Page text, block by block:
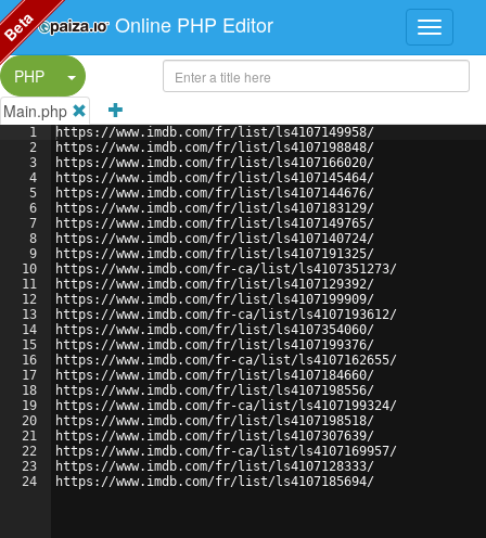
Online PHP Editor
PHP
Split Button!
Main.php
1
2
3
4
5
6
7
8
9
10
11
12
13
14
15
16
17
18
19
20
21
22
23
24
https://www.imdb.com/fr/list/ls4107149958/
https://www.imdb.com/fr/list/ls4107198848/
https://www.imdb.com/fr/list/ls4107166020/
https://www.imdb.com/fr/list/ls4107145464/
https://www.imdb.com/fr/list/ls4107144676/
https://www.imdb.com/fr/list/ls4107183129/
https://www.imdb.com/fr/list/ls4107149765/
https://www.imdb.com/fr/list/ls4107140724/
https://www.imdb.com/fr/list/ls4107191325/
https://www.imdb.com/fr-ca/list/ls4107351273/
https://www.imdb.com/fr/list/ls4107129392/
https://www.imdb.com/fr/list/ls4107199909/
https://www.imdb.com/fr-ca/list/ls4107193612/
https://www.imdb.com/fr/list/ls4107354060/
https://www.imdb.com/fr/list/ls4107199376/
https://www.imdb.com/fr-ca/list/ls4107162655/
https://www.imdb.com/fr/list/ls4107184660/
https://www.imdb.com/fr/list/ls4107198556/
https://www.imdb.com/fr-ca/list/ls4107199324/
https://www.imdb.com/fr/list/ls4107198518/
https://www.imdb.com/fr/list/ls4107307639/
https://www.imdb.com/fr-ca/list/ls4107169957/
https://www.imdb.com/fr/list/ls4107128333/
https://www.imdb.com/fr/list/ls4107185694/